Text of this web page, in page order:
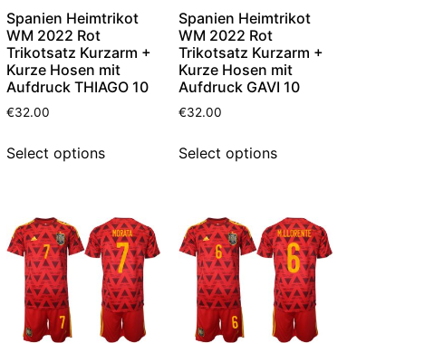
Spanien Heimtrikot
WM 2022 Rot
Trikotsatz Kurzarm +
Kurze Hosen mit
Aufdruck THIAGO 10
€32.00
Select options
Spanien Heimtrikot
WM 2022 Rot
Trikotsatz Kurzarm +
Kurze Hosen mit
Aufdruck GAVI 10
€32.00
Select options